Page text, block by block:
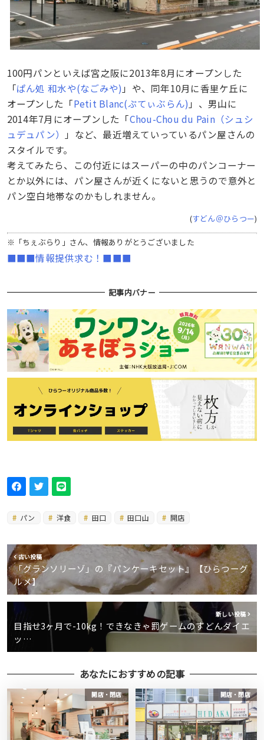
100円パンといえば宮之阪に2013年8月にオープンした
「ぱん処 和水や(なごみや) 」や、同年10月に香里ケ丘に
オープンした「Petit Blanc(ぷてぃぶらん) 」、男山に
2014年7月にオープンした「Chou-Chou du Pain（シュシ
ュデュパン）
」など、最近増えていっているパン屋さんの
スタイルです。
考えてみたら、この付近にはスーパーの中のパンコーナー
とか以外には、パン屋さんが近くにないと思うので意外と
パン空白地帯なのかもしれません。
(すどん＠ひらつー)
※「ちぇぶらり」さん、情報ありがとうございました
■■■情報提供求む！■■■
記事内バナー
パン 洋食 田口 田口山 開店
古い投稿
「グランソリーゾ」の『パンケーキセット』【ひらつーグ
ルメ】
新しい投稿
目指せ3ヶ月で-10kg！できなきゃ罰ゲームのすどんダイエ
ッ…
あなたにおすすめの記事
開店・閉店 開店・閉店